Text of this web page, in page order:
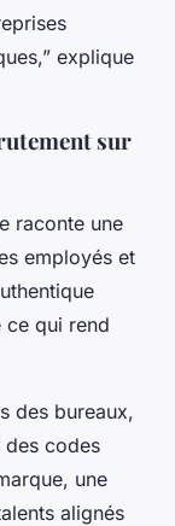
explique
sur
raconte une
employés et
ce qui rend
des bureaux,
des codes
une
alignés